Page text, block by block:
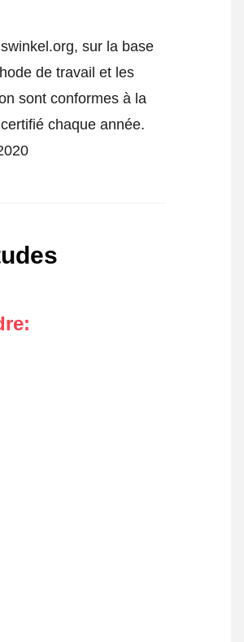
sur la base
de travail et les
sont conformes à la
chaque année.
: